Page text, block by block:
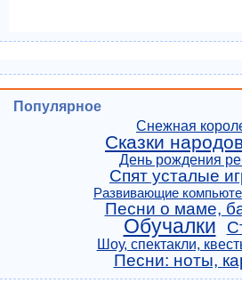
Популярное
Снежная
Сказки
День рождения
Спят усталые
Развивающие
Песни о маме,
Обучалки
Шоу, спектакли,
Песни: ноты,